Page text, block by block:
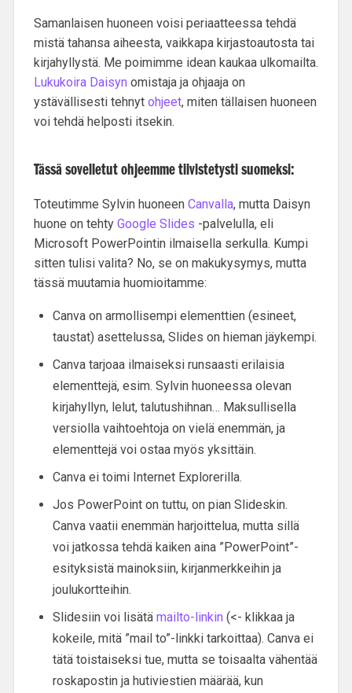
Samanlaisen huoneen voisi periaatteessa tehdä
mistä tahansa aiheesta, vaikkapa kirjastoautosta tai
kirjahyllystä. Me poimimme idean kaukaa ulkomailta.
Lukukoira Daisyn omistaja ja ohjaaja on
ystävällisesti tehnyt ohjeet, miten tällaisen huoneen
voi tehdä helposti itsekin.
Tässä sovelletut ohjeemme tiivistetysti suomeksi:
Toteutimme Sylvin huoneen Canvalla, mutta Daisyn
huone on tehty Google Slides -palvelulla, eli
Microsoft PowerPointin ilmaisella serkulla. Kumpi
sitten tulisi valita? No, se on makukysymys, mutta
tässä muutamia huomioitamme:
Canva on armollisempi elementtien (esineet,
taustat) asettelussa, Slides on hieman jäykempi.
Canva tarjoaa ilmaiseksi runsaasti erilaisia
elementtejä, esim. Sylvin huoneessa olevan
kirjahyllyn, lelut, talutushihnan… Maksullisella
versiolla vaihtoehtoja on vielä enemmän, ja
elementtejä voi ostaa myös yksittäin.
Canva ei toimi Internet Explorerilla.
Jos PowerPoint on tuttu, on pian Slideskin.
Canva vaatii enemmän harjoittelua, mutta sillä
voi jatkossa tehdä kaiken aina ”PowerPoint”-
esityksistä mainoksiin, kirjanmerkkeihin ja
joulukortteihin.
Slidesiin voi lisätä mailto-linkin (<- klikkaa ja
kokeile, mitä ”mail to”-linkki tarkoittaa). Canva ei
tätä toistaiseksi tue, mutta se toisaalta vähentää
roskapostin ja hutiviestien määrää, kun